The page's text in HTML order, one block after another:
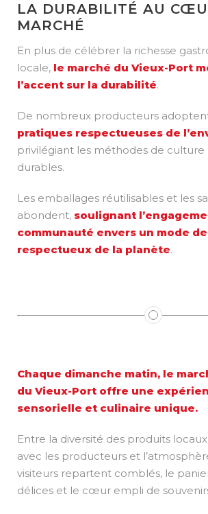
LA DURABILITÉ AU
MARCHÉ
En plus de célébrer la richesse
locale, le marché du Vieux-Port
l’accent sur la durabilité.
De nombreux producteurs
pratiques respectueuses de
privilégiant les méthodes de
durables.
Les emballages réutilisables et les
abondent, soulignant
communauté envers un mode
respectueux de la planète.
Chaque dimanche matin, le
du Vieux-Port offre une
sensorielle et culinaire unique.
Entre la diversité des produits
avec les producteurs et
visiteurs repartent comblés, le
délices et le cœur empli de